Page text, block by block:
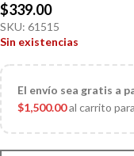
$339.00
SKU: 61515
Sin existencias
El envío sea gratis a
$1,500.00al carrito